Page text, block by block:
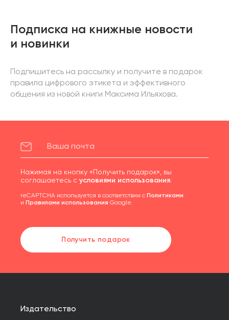
Подписка на книжные новости
и новинки
Подпишитесь на рассылку и получите в подарок
правила цифрового этикета и эффективного
общения из новой книги Максима Ильяхова.
Нажимая на кнопку «Получить подарок», вы
соглашаетесь с условиями использования.
reCAPTCHA используется в соответствии с Политиками
и Правилами использования Google.
Получить подарок
Издательство